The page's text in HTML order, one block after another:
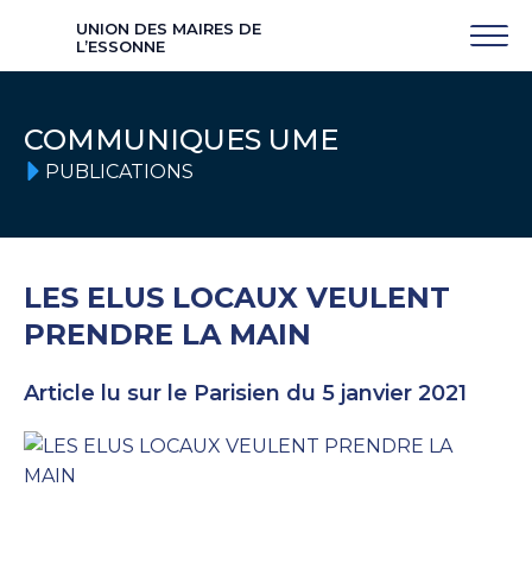
UNION DES MAIRES DE
L’ESSONNE
COMMUNIQUES UME
PUBLICATIONS
LES ELUS LOCAUX VEULENT
PRENDRE LA MAIN
Article lu sur le Parisien du 5 janvier 2021